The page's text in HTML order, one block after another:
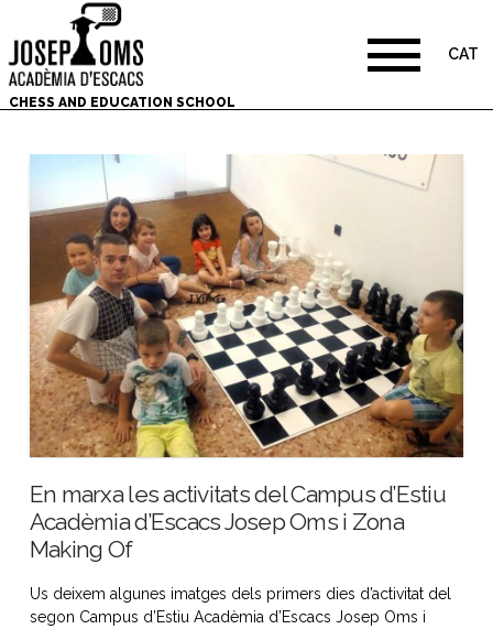
CHESS AND EDUCATION SCHOOL
CAT
En marxa les activitats del Campus d’Estiu
Acadèmia d’Escacs Josep Oms i Zona
Making Of
Us deixem algunes imatges dels primers dies d’activitat del
segon Campus d’Estiu Acadèmia d’Escacs Josep Oms i